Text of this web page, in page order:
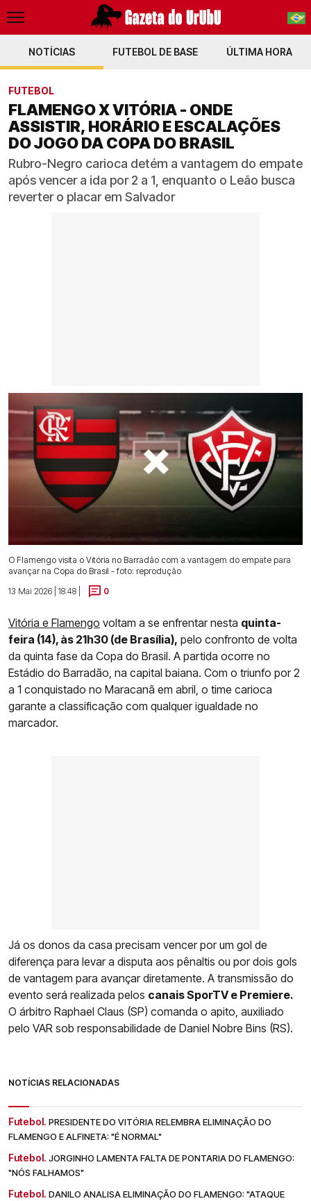
PT-BR
NOTÍCIAS FUTEBOL DE BASE ÚLTIMA HORA
FUTEBOL
FLAMENGO X VITÓRIA - ONDE
ASSISTIR, HORÁRIO E ESCALAÇÕES
DO JOGO DA COPA DO BRASIL
Rubro-Negro carioca detém a vantagem do empate
após vencer a ida por 2 a 1, enquanto o Leão busca
reverter o placar em Salvador
O Flamengo visita o Vitória no Barradão com a vantagem do empate para
avançar na Copa do Brasil - foto: reprodução
13 Mai 2026 | 18:48 |
0
Vitória e Flamengo voltam a se enfrentar nesta quinta-
feira (14), às 21h30 (de Brasília), pelo confronto de volta
da quinta fase da Copa do Brasil. A partida ocorre no
Estádio do Barradão, na capital baiana. Com o triunfo por 2
a 1 conquistado no Maracanã em abril, o time carioca
garante a classificação com qualquer igualdade no
marcador.
Já os donos da casa precisam vencer por um gol de
diferença para levar a disputa aos pênaltis ou por dois gols
de vantagem para avançar diretamente. A transmissão do
evento será realizada pelos canais SporTV e Premiere.
O árbitro Raphael Claus (SP) comanda o apito, auxiliado
pelo VAR sob responsabilidade de Daniel Nobre Bins (RS).
NOTÍCIAS RELACIONADAS
Futebol. PRESIDENTE DO VITÓRIA RELEMBRA ELIMINAÇÃO DO
FLAMENGO E ALFINETA: "É NORMAL"
Futebol. JORGINHO LAMENTA FALTA DE PONTARIA DO FLAMENGO:
"NÓS FALHAMOS"
Futebol. DANILO ANALISA ELIMINAÇÃO DO FLAMENGO: "ATAQUE